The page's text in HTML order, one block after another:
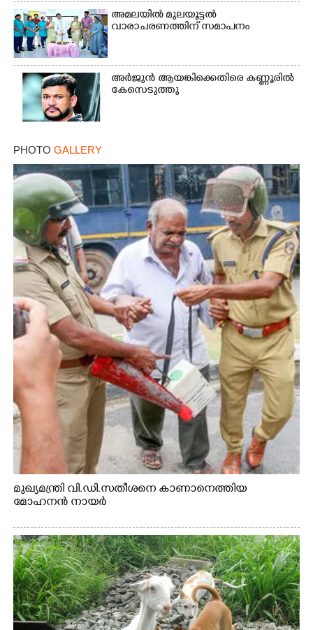
അമലയിൽ മുലയൂട്ടൽ
വാരാചരണത്തിന് സമാപനം
അർജുൻ ആയങ്കിക്കെതിരെ കണ്ണൂരിൽ
കേസെടുത്തു
PHOTO GALLERY
മുഖ്യമന്ത്രി വി.ഡി.സതീശനെ കാണാനെത്തിയ
മോഹനൻ നായർ